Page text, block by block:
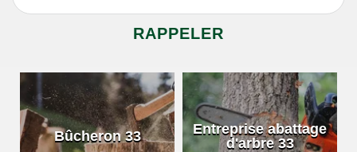
Bûcheron 33
Entreprise abattage
d'arbre 33